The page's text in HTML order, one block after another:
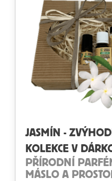
JASMÍN -
KOLEKCE V
PŘÍRODNÍ
MÁSLO A